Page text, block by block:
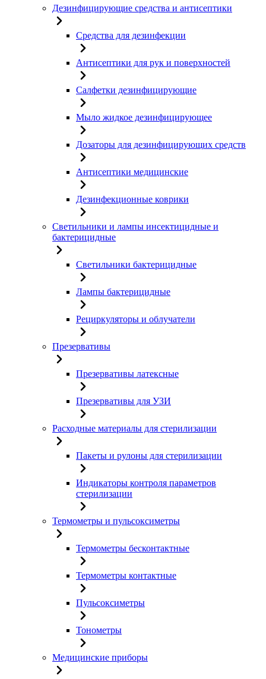
Дезинфицирующие средства и антисептики
Средства для дезинфекции
Антисептики для рук и поверхностей
Салфетки дезинфицирующие
Мыло жидкое дезинфицирующее
Дозаторы для дезинфицирующих средств
Антисептики медицинские
Дезинфекционные коврики
Светильники и лампы инсектицидные и
бактерицидные
Светильники бактерицидные
Лампы бактерицидные
Рециркуляторы и облучатели
Презервативы
Презервативы латексные
Презервативы для УЗИ
Расходные материалы для стерилизации
Пакеты и рулоны для стерилизации
Индикаторы контроля параметров
стерилизации
Термометры и пульсоксиметры
Термометры бесконтактные
Термометры контактные
Пульсоксиметры
Тонометры
Медицинские приборы